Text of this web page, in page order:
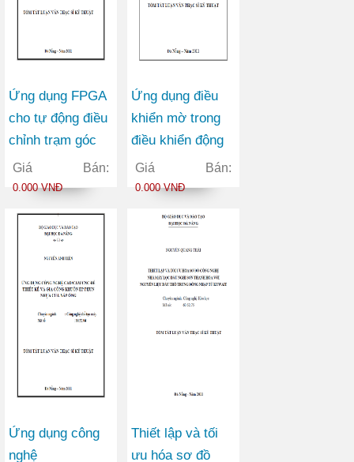
Ứng dụng FPGA
cho tự động điều
chỉnh trạm góc
trong tối ưu mạng
thông tin di động
Giá Bán:
0.000 VNĐ
Ứng dụng điều
khiển mờ trong
điều khiển động
cơ điện không
đồng bộ ba pha
Giá Bán:
0.000 VNĐ
Ứng dụng công
nghệ
Thiết lập và tối
ưu hóa sơ đồ